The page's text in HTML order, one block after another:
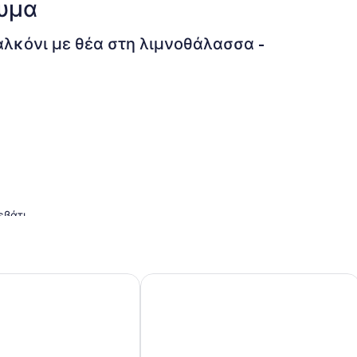
με θέα στη λιμνοθάλασσα -
Όμορφο παραθαλάσσιο θέρετρο-θερμαινόμενη
Ακίνητα στην παραλία. 2 BD / 2 BA,